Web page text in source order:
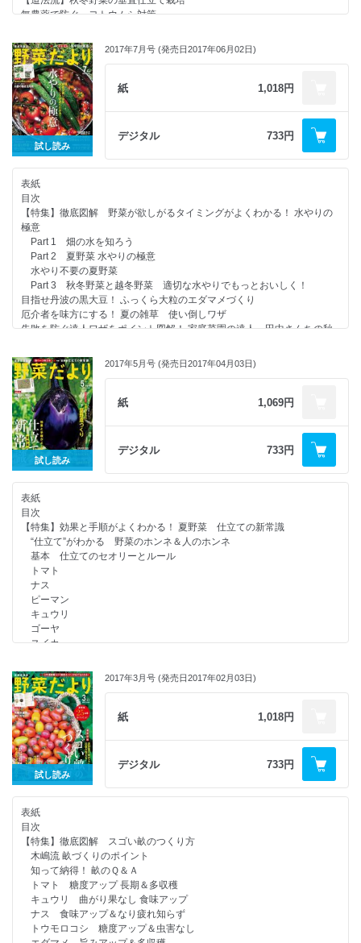
寒さ対策のアイデアと春の手入れのコツを紹介！ 家庭菜園の達人 田中さ
エンドウ
ソラマメ
菜花
菜っ葉類
種イモ貯蔵術
緑肥と刈り草(秘)活用テク
【連載】木嶋先生の比べてわかる野菜の“性格”第16回 １球ずつ植えるニ
ンニクと３球ずつ植えるラッキョウ
ラマメ。親友のキャベツと一緒ならうまくいく！
みんなの野菜だより
行列のできる 野菜だより相談所
【連載】岡本よりたかさんのその作業、なぜやるの？(4) ハクサイ縛りと
ホウレンソウの寒締め
次号予告／編集後記
読者アンケート
畑で楽しむスプラウト栽培
【連載】季節の畑しごとと野菜づくりのアイデアを紹介！ 我が家の畑し
ごと［10月～11月］
野菜よろず瓦版
【別冊付録】2018年（平成30年）菜園手帳
無農薬で防ぐ ヨトウムシ対策
さんちの秋植え野菜づくり みんな大好き15種
ダイコン
ブロッコリー
カリフラワー
キャベツ
ハクサイ
カブ
ミズナ
レタス
コマツナ
シュンギク
イチゴ
ラッキョウ
ニンニク
タマネギの苗づくり
時短！ 熱湯土壌消毒ワザ
【綴込付録】“あったら便利”は自分でつくる！ アイデア農具DIY／01 水は
けがいい形状の畝が簡単につくれる！ 「トンガリ畝ならし」
02 長い畝でもスジまきがラクラク！「溝つけ鎮圧一輪車」／03 野菜を
酸度調整、乾燥防止、雑草抑制が一度にできる優れワザ 福田流 ホウレ
ンソウのもみ殻くん炭覆土栽培
畝まるごと土づくり術
【連載】木嶋先生の比べてわかる野菜の“性格”第15回 菌根菌を持たない
キャベツと菌根菌と仲良しレタス
【連載】相関図でわかる植え合わせベストプラン(3) 栽培のタイミング
が難しいハクサイ。ナスの株間が快適ポジション
みんなの野菜だより
【連載】岡本よりたかさんのその作業、なぜやるの？(3) ナスの「更新
剪定」
次号予告／編集後記
読者アンケート
野菜よろず瓦版
【連載】季節の畑しごとと野菜づくりのアイデアを紹介！ 我が家の畑し
ごと［8月～9月］
保存法の工夫で収穫野菜を長く楽しむ
全国種苗会社 最新カタログ まるっとお届け！
読者プレゼント
試してよかった！ 気になるグッズ すっぽり虫よけカバー（大）で苗をガ
45
試し読み
2017年7月号 (発売日2017年06月02日)
紙 1,018円
デジタル 733円
表紙
目次
【特集】徹底図解 野菜が欲しがるタイミングがよくわかる！ 水やりの
極意
Part 1 畑の水を知ろう
Part 2 夏野菜 水やりの極意
水やり不要の夏野菜
Part 3 秋冬野菜と越冬野菜 適切な水やりでもっとおいしく！
目指せ丹波の黒大豆！ ふっくら大粒のエダマメづくり
厄介者を味方にする！ 夏の雑草 使い倒しワザ
失敗を防ぐ達人ワザをポイント図解！ 家庭菜園の達人 田中さんちの秋
ニンジン
秋ジャガイモ
インゲン
サツマイモ
【秋冬野菜の育苗ワザ】ハクサイ、キャベツ、ブロッコリー、カリフラ
ワー、タアサイ、レタス
イチゴの苗採り
耐暑性品種を選んで端境期をなくす リレー＆早まき 真夏に秋野菜をつ
くろう！
菜
Part 1 イタリア野菜の魅力と栽培のコツ
Part 2 話題の『グストイタリア』を育ててみよう
【連載】木嶋先生の比べてわかる野菜の“性格”第14回 ほったらかしのシ
ソとちょっと甘やかすパクチー
【連載】相関図でわかる植え合わせベストプラン(2) 雨季と乾季を生き
抜くニンジン。「相思相愛」の相手はカブ
みんなの野菜だより
行列のできる 野菜だより相談所
【連載】岡本よりたかさんのその作業、なぜやるの？(2) ニンジンの
読者アンケート
野菜よろず瓦版
【連載】季節の畑しごとと野菜づくりのアイデアを紹介！ 我が家の畑し
ごと［6月～7月］
調味はシンプルに採れたて野菜を素直に味わう
読者プレゼント
試してよかった！ 気になるグッズ ワンタッチスクリーンでイチゴの苗づ
くり
試し読み
2017年5月号 (発売日2017年04月03日)
紙 1,069円
デジタル 733円
表紙
目次
【特集】効果と手順がよくわかる！ 夏野菜 仕立ての新常識
“仕立て”がわかる 野菜のホンネ＆人のホンネ
基本 仕立てのセオリーとルール
トマト
ナス
ピーマン
キュウリ
ゴーヤ
スイカ
オクラ
モロヘイヤ／バジル
タイプ別 支柱の立て方
道法流 垂直仕立て栽培
「おうち野菜」の“サカタコンシェル”がすごい！
味よし、姿よし、収量よし！ 家庭菜園の達人 田中さんちのピカイチ夏
野菜づくり
トマト
ナス
キュウリ
カボチャ
ズッキーニ
オクラ
トウモロコシ
サトイモ
アスパラガス
ミョウガ
夏野菜倍増計画 菜園家たちのアイデア全開！ 畑のスペース徹底活用術
試し読み
2017年3月号 (発売日2017年02月03日)
紙 1,018円
デジタル 733円
表紙
目次
【特集】徹底図解 スゴい畝のつくり方
木嶋流 畝づくりのポイント
知って納得！ 畝のＱ＆Ａ
トマト 糖度アップ 長期＆多収穫
キュウリ 曲がり果なし 食味アップ
ナス 食味アップ＆なり疲れ知らず
トウモロコシ 糖度アップ＆虫害なし